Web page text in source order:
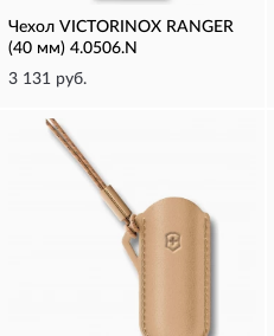
Чехол VICTORINOX RANGER
(40 мм) 4.0506.N
3 131 руб.